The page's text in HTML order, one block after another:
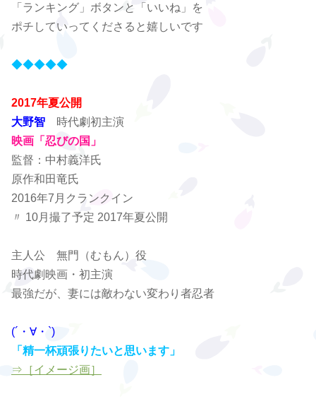
「ランキング」ボタンと「いいね」を
ポチしていってくださると嬉しいです
◆◆◆◆◆
2017年夏公開
大野智 時代劇初主演
映画「忍びの国」
監督：中村義洋氏
原作和田竜氏
2016年7月クランクイン
〃 10月撮了予定 2017年夏公開
主人公 無門（むもん）役
時代劇映画・初主演
最強だが、妻には敵わない変わり者忍者
(´・∀・`)
「精一杯頑張りたいと思います」
⇒［イメージ画］